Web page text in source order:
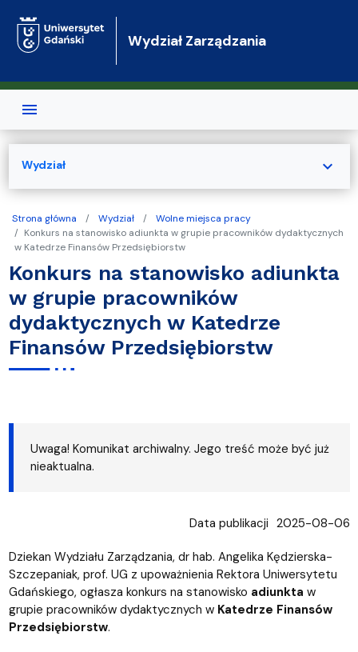
Wydział Zarządzania
Strona główna Wydział
Wolne miejsca pracy
Konkurs na stanowisko adiunkta w grupie pracowników dydaktycznych
w Katedrze Finansów Przedsiębiorstw
Konkurs na stanowisko adiunkta
w grupie pracowników
dydaktycznych w Katedrze
Finansów Przedsiębiorstw
Uwaga! Komunikat archiwalny. Jego treść może być już
nieaktualna.
Data publikacji 2025-08-06
Dziekan Wydziału Zarządzania, dr hab. Angelika Kędzierska-
Szczepaniak, prof. UG z upoważnienia Rektora Uniwersytetu
Gdańskiego, ogłasza konkurs na stanowisko adiunkta w
grupie pracowników dydaktycznych w Katedrze Finansów
Przedsiębiorstw.
Wydział expand_more